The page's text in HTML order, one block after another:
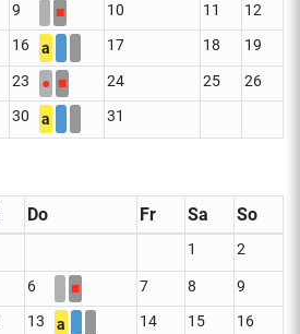
9 ■ 10 11
12
16 a 17 18 19
23 ● ■ 24 25
26
30 a 31
Do Fr Sa So
1 2
6 ■ 7 8
9
13 a 14 15 16